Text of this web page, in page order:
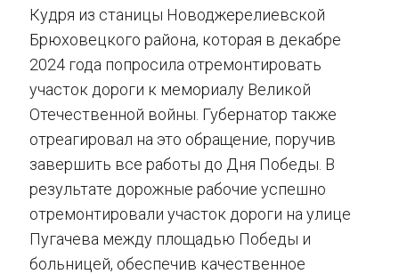
Кудря из станицы Новоджерелиевской
Брюховецкого района, которая в декабре
2024 года попросила отремонтировать
участок дороги к мемориалу Великой
Отечественной войны. Губернатор также
отреагировал на это обращение, поручив
завершить все работы до Дня Победы. В
результате дорожные рабочие успешно
отремонтировали участок дороги на улице
Пугачева между площадью Победы и
больницей, обеспечив качественное